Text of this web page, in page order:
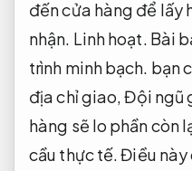
đến cửa hàng để lấy
nhận. Linh hoạt. Bài
trình minh bạch. bạn
địa chỉ giao,Đội ngũ
hàng sẽ lo phần còn
cầu thực tế.Điều này